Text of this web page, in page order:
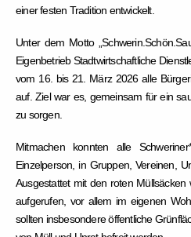
einer festen Tradition entwickelt.
Unter dem Motto
Eigenbetrieb Stadtwirtschaftliche
vom 16. bis 21. März 2026 alle
auf. Ziel war es, gemeinsam für ein
zu sorgen.
Mitmachen konnten alle
Einzelperson, in Gruppen, Vereinen,
Ausgestattet mit den roten
aufgerufen, vor allem im eigenen
sollten insbesondere öffentliche